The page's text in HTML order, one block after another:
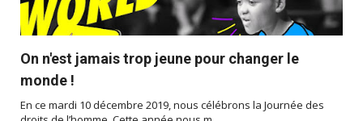
On n'est jamais trop jeune pour changer le
monde !
En ce mardi 10 décembre 2019, nous célébrons la Journée des